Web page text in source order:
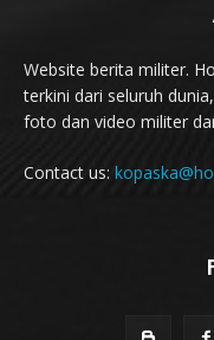
Website berita militer.
terkini dari seluruh
foto dan video militer
Contact us: